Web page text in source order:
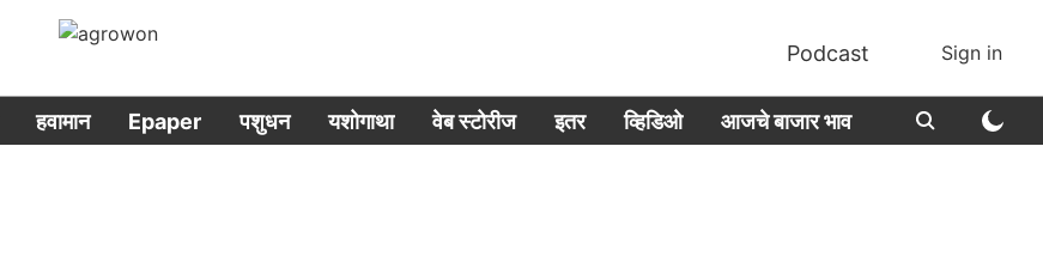
Podcast Sign in
हवामान Epaper पशुधन यशोगाथा वेब स्टोरीज इतर व्हिडिओ आजचे बाजार भाव